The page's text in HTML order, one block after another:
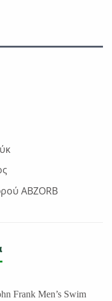
ABZORB